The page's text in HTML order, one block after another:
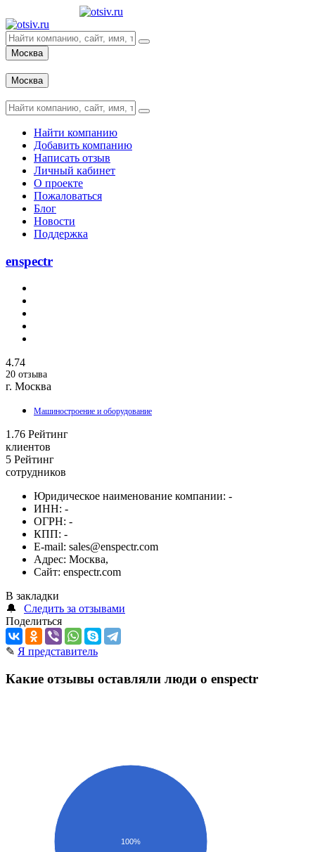
Москва
Москва
Найти компанию
Добавить компанию
Написать отзыв
Личный кабинет
О проекте
Пожаловаться
Блог
Новости
Поддержка
enspectr
4.74
20 отзыва
г. Москва
Машиностроение и оборудование
1.76 Рейтинг
клиентов
5 Рейтинг
сотрудников
Юридическое наименование компании: -
ИНН: -
ОГРН: -
КПП: -
E-mail: sales@enspectr.com
Адрес: Москва,
Сайт: enspectr.com
В закладки
🔔
Следить за отзывами
Поделиться
✎ Я представитель
Какие отзывы оставляли люди о enspectr
100%